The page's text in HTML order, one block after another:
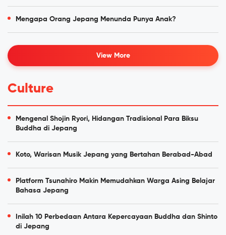
Mengapa Orang Jepang Menunda Punya Anak?
View More
Culture
Mengenal Shojin Ryori, Hidangan Tradisional Para Biksu
Buddha di Jepang
Koto, Warisan Musik Jepang yang Bertahan Berabad-Abad
Platform Tsunahiro Makin Memudahkan Warga Asing Belajar
Bahasa Jepang
Inilah 10 Perbedaan Antara Kepercayaan Buddha dan Shinto
di Jepang